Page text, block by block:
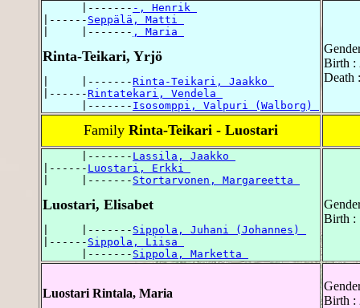
      |-------
-, Henrik
|------ Seppälä, Matti
|     |------- , Maria
Rinta-Teikari, Yrjö
|     |-------Rinta-Teikari, Jaakko
|------Rintatekari, Vendela
      |-------
Isosomppi, Valpuri (Walborg)
Birth :
Death
Family Rinta-Teikari - Luostari
      |-------
Lassila, Jaakko
|------ Luostari, Erkki
|     |------- Stortarvonen, Margareetta
Luostari, Elisabet
|     |------- Sippola, Juhani (Johannes)
|------ Sippola, Liisa
      |-------
Sippola, Marketta
Birth :
Luostari Rintala, Maria
Birth :